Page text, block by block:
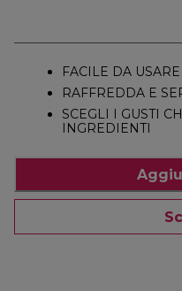
FACILE DA USARE
RAFFREDDA E
SCEGLI I GUSTI
INGREDIENTI